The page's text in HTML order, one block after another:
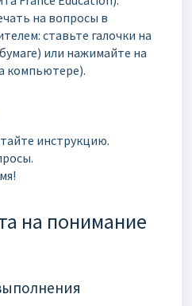
на вопросы в
ставьте галочки на
или нажимайте на
компьютере).
инструкцию.
на понимание